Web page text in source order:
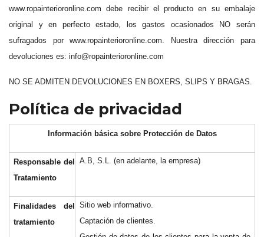
www.ropainterioronline.com debe recibir el producto en su embalaje
original y en perfecto estado, los gastos ocasionados NO serán
sufragados por www.ropainterioronline.com. Nuestra dirección para
devoluciones es: info@ropainterioronline.com
NO SE ADMITEN DEVOLUCIONES EN BOXERS, SLIPS Y BRAGAS.
Política de privacidad
Información básica sobre Protección de Datos
Responsable del
Tratamiento
A.B, S.L. (en adelante, la empresa)
Finalidades del
tratamiento
Sitio web informativo.
Captación de clientes.